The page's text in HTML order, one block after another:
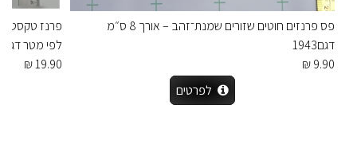
פס פרנזים חוטים שזורים שמנת־זהב – אורך 8 ס״מ
דגם1943
9.90 ₪
לפרטים
לפי מטר דגם 9400
19.90 ₪